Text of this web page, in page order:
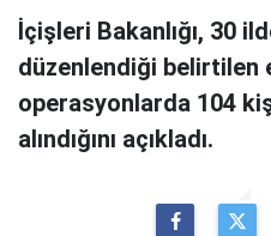
İçişleri Bakanlığı, 30
düzenlendiği belirtilen
operasyonlarda 104
alındığını açıkladı.